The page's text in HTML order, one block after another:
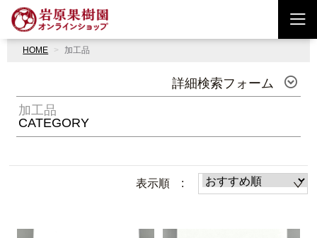
HOME 加工品
詳細検索フォーム
CATEGORY
加工品
表示順 :